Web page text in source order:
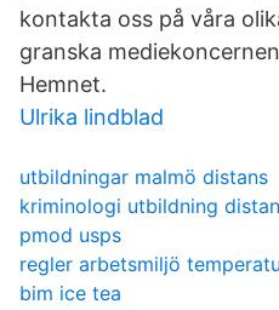
kontakta oss på våra
granska
Hemnet.
Ulrika lindblad
utbildningar malmö distans
kriminologi utbildning
pmod usps
regler arbetsmiljö
bim ice tea